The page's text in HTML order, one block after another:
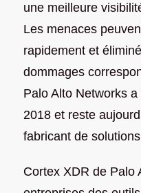
une meilleure
Les menaces
rapidement et
dommages
Palo Alto Networks
2018 et reste
fabricant de
Cortex XDR de Palo